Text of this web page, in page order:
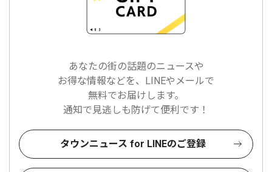
あなたの街の話題のニュースや
お得な情報などを、LINEやメールで
無料でお届けします。
通知で見逃しも防げて便利です！
タウンニュース for LINEのご登録